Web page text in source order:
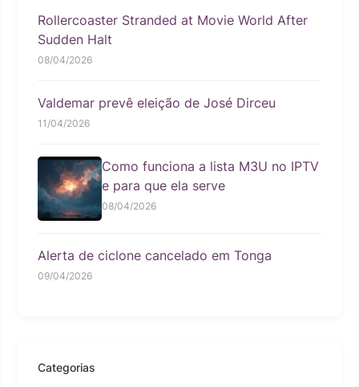
Rollercoaster Stranded at Movie World After
Sudden Halt
08/04/2026
Valdemar prevê eleição de José Dirceu
11/04/2026
Como funciona a lista M3U no IPTV
e para que ela serve
08/04/2026
Alerta de ciclone cancelado em Tonga
09/04/2026
Categorias